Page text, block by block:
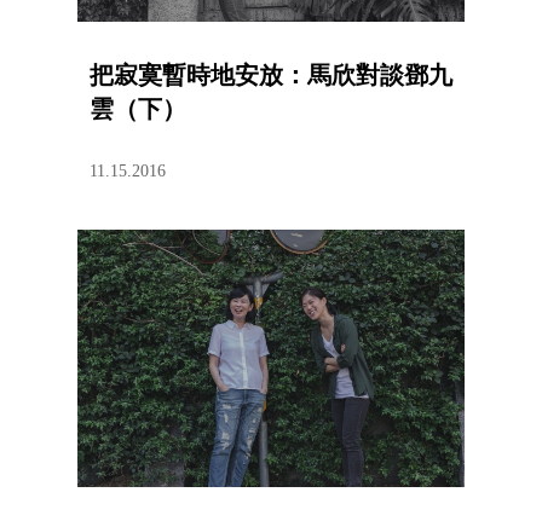
把寂寞暫時地安放：馬欣對談鄧九
雲（下）
11.15.2016